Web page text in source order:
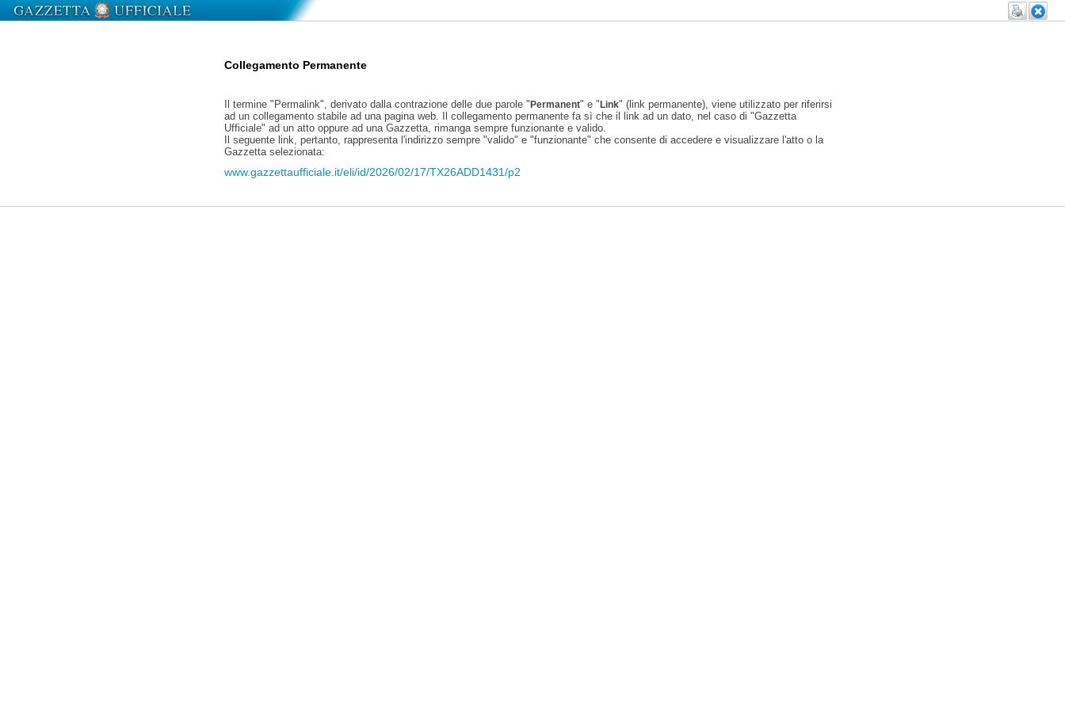
Collegamento Permanente
Il termine "Permalink", derivato dalla contrazione delle due parole "Permanent" e "Link" (link permanente), viene utilizzato per riferirsi
ad un collegamento stabile ad una pagina web. Il collegamento permanente fa sì che il link ad un dato, nel caso di "Gazzetta
Ufficiale" ad un atto oppure ad una Gazzetta, rimanga sempre funzionante e valido.
Il seguente link, pertanto, rappresenta l'indirizzo sempre "valido" e "funzionante" che consente di accedere e visualizzare l'atto o la
Gazzetta selezionata:
www.gazzettaufficiale.it/eli/id/2026/02/17/TX26ADD1431/p2